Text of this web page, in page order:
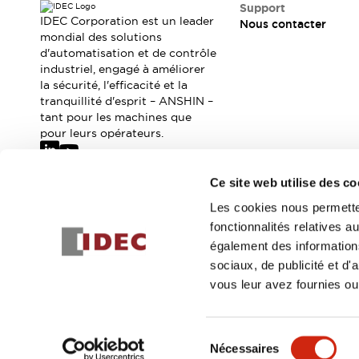
Ce site web utilise des
Les cookies nous
fonctionnalités relatives
également des
sociaux, de publicité et
vous leur avez fournies
Nécessaires
Où acheter
Distributeurs en ligne
DÉTAILS DU
IDEC Corporation est un leader
mondial des solutions
d'automatisation et de contrôle
industriel, engagé à améliorer
la sécurité, l'efficacité et la
tranquillité d'esprit – ANSHIN –
tant pour les machines que
pour leurs opérateurs.
Support
Nous contacter
Inscrivez-
Politique de confidentialité